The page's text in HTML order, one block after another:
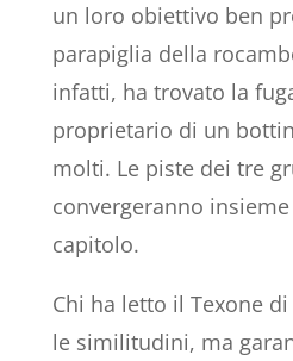
un loro obiettivo ben
parapiglia della
infatti, ha trovato la
proprietario di un
molti. Le piste dei tre
convergeranno
capitolo.
Chi ha letto il Texone
le similitudini, ma